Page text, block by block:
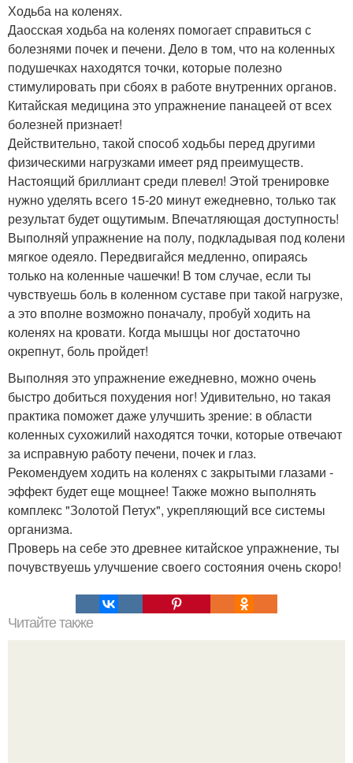
Ходьба на коленях.
Даосская ходьба на коленях помогает справиться с
болезнями почек и печени. Дело в том, что на коленных
подушечках находятся точки, которые полезно
стимулировать при сбоях в работе внутренних органов.
Китайская медицина это упражнение панацеей от всех
болезней признает!
Действительно, такой способ ходьбы перед другими
физическими нагрузками имеет ряд преимуществ.
Настоящий бриллиант среди плевел! Этой тренировке
нужно уделять всего 15-20 минут ежедневно, только так
результат будет ощутимым. Впечатляющая доступность!
Выполняй упражнение на полу, подкладывая под колени
мягкое одеяло. Передвигайся медленно, опираясь
только на коленные чашечки! В том случае, если ты
чувствуешь боль в коленном суставе при такой нагрузке,
а это вполне возможно поначалу, пробуй ходить на
коленях на кровати. Когда мышцы ног достаточно
окрепнут, боль пройдет!
Выполняя это упражнение ежедневно, можно очень
быстро добиться похудения ног! Удивительно, но такая
практика поможет даже улучшить зрение: в области
коленных сухожилий находятся точки, которые отвечают
за исправную работу печени, почек и глаз.
Рекомендуем ходить на коленях с закрытыми глазами -
эффект будет еще мощнее! Также можно выполнять
комплекс "Золотой Петух", укрепляющий все системы
организма.
Проверь на себе это древнее китайское упражнение, ты
почувствуешь улучшение своего состояния очень скоро!
Читайте также